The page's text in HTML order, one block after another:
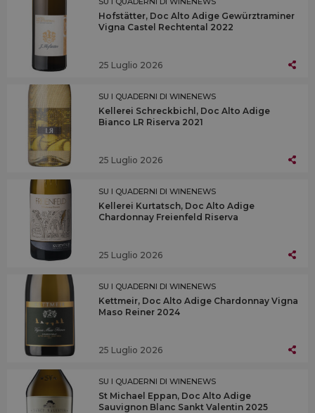
Hofstätter, Doc Alto Adige Gewürztraminer
Vigna Castel Rechtental 2022
25 Luglio 2026
SU I QUADERNI DI WINENEWS
Kellerei Schreckbichl, Doc Alto Adige
Bianco LR Riserva 2021
25 Luglio 2026
SU I QUADERNI DI WINENEWS
Kellerei Kurtatsch, Doc Alto Adige
Chardonnay Freienfeld Riserva
25 Luglio 2026
SU I QUADERNI DI WINENEWS
Kettmeir, Doc Alto Adige Chardonnay Vigna
Maso Reiner 2024
25 Luglio 2026
SU I QUADERNI DI WINENEWS
St Michael Eppan, Doc Alto Adige
Sauvignon Blanc Sankt Valentin 2025